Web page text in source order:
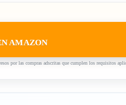
AMAZON
por las compras adscritas que cumplen los requisitos